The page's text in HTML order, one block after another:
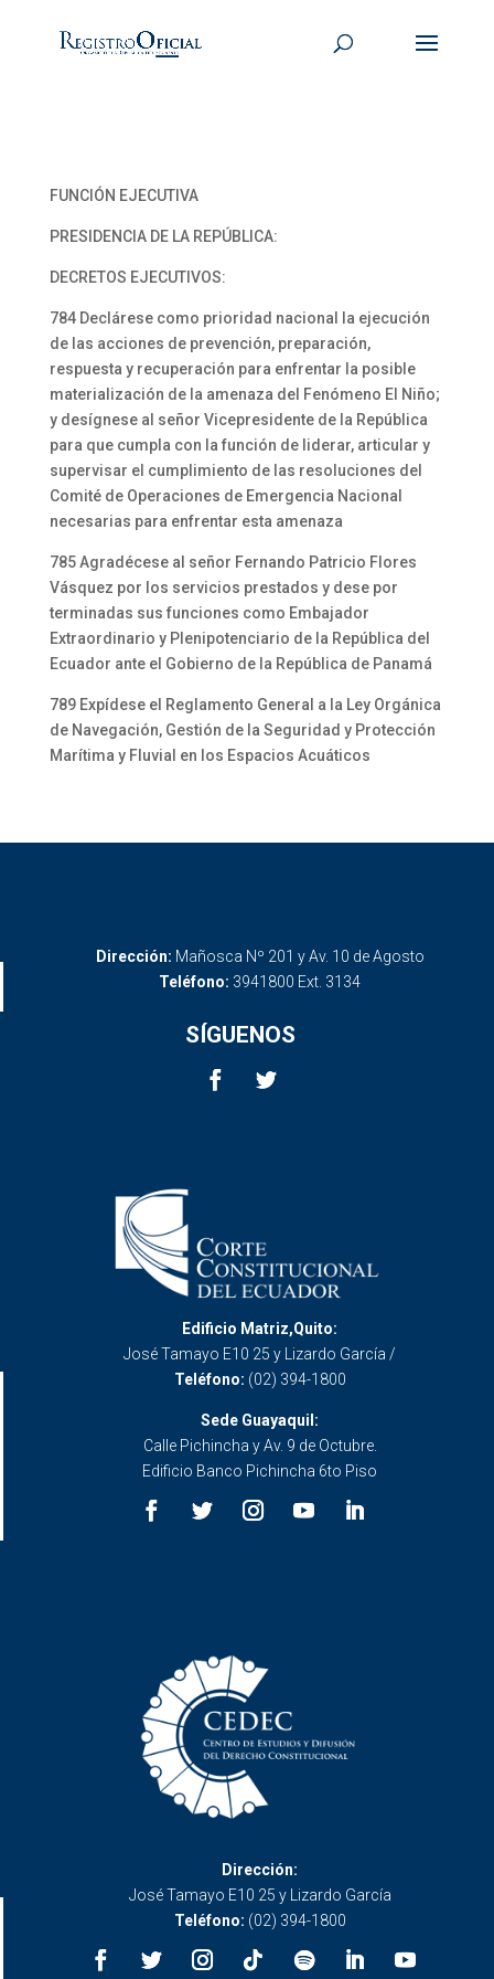
FUNCIÓN EJECUTIVA
PRESIDENCIA DE LA REPÚBLICA:
DECRETOS EJECUTIVOS:
784 Declárese como prioridad nacional la ejecución
de las acciones de prevención, preparación,
respuesta y recuperación para enfrentar la posible
materialización de la amenaza del Fenómeno El Niño;
y desígnese al señor Vicepresidente de la República
para que cumpla con la función de liderar, articular y
supervisar el cumplimiento de las resoluciones del
Comité de Operaciones de Emergencia Nacional
necesarias para enfrentar esta amenaza
785 Agradécese al señor Fernando Patricio Flores
Vásquez por los servicios prestados y dese por
terminadas sus funciones como Embajador
Extraordinario y Plenipotenciario de la República del
Ecuador ante el Gobierno de la República de Panamá
789 Expídese el Reglamento General a la Ley Orgánica
de Navegación, Gestión de la Seguridad y Protección
Marítima y Fluvial en los Espacios Acuáticos
Dirección: Mañosca Nº 201 y Av. 10 de Agosto
Teléfono: 3941800 Ext. 3134
SÍGUENOS
Edificio Matriz,Quito:
José Tamayo E10 25 y Lizardo García /
Teléfono: (02) 394-1800
Sede Guayaquil:
Calle Pichincha y Av. 9 de Octubre.
Edificio Banco Pichincha 6to Piso
Dirección:
José Tamayo E10 25 y Lizardo García
Teléfono: (02) 394-1800